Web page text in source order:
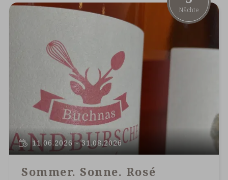
11.06.2026 - 31.08.2026
Sommer. Sonne. Rosé
Nächte